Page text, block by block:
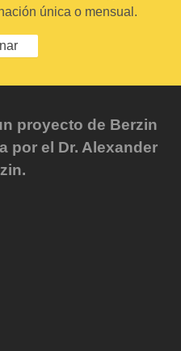
única o mensual.
proyecto de Berzin
por el Dr. Alexander